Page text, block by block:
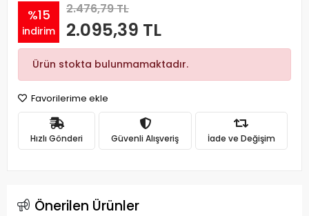
%15
indirim
2.476,79 TL
2.095,39 TL
Ürün stokta bulunmamaktadır.
Favorilerime ekle
Hızlı Gönderi Güvenli Alışveriş İade ve Değişim
Önerilen Ürünler